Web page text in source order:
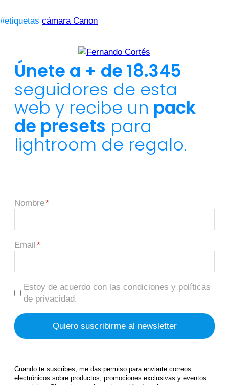
#etiquetas cámara Canon
Únete a + de 18.345
seguidores de esta
web y recibe un pack
de presets para
lightroom de regalo.
Nombre
Email
Estoy de acuerdo con las condiciones y políticas
de privacidad.
Cuando te suscribes, me das permiso para enviarte correos
electrónicos sobre productos, promociones exclusivas y eventos